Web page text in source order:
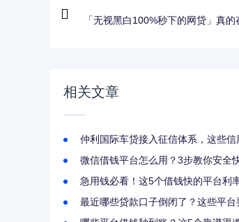
「无视黑白100%秒下的网贷」真的
相关文章
仲利国际车贷接入征信体系，这些信
微信借钱平台怎么用？3步教你安全
急用钱必看！这5个借钱快的平台利
最近哪些贷款口子倒闭了？这些平台